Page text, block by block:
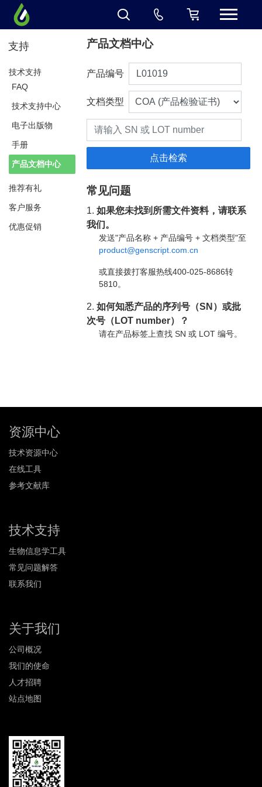
支持
技术支持
FAQ
技术支持中心
电子出版物
手册
产品文档中心
推荐有礼
客户服务
优惠促销
产品文档中心
产品编号
文档类型
常见问题
1.如果您未找到所需文件资料，请联系
我们。
发送"产品名称 + 产品编号 + 文档类型"至
product@genscript.com.cn
或直接拨打客服热线400-025-8686转
5810。
2.如何知悉产品的序列号（SN）或批
次号（LOT number）？
请在产品标签上查找 SN 或 LOT 编号。
资源中心
技术资源中心
在线工具
参考文献库
技术支持
生物信息学工具
常见问题解答
联系我们
关于我们
公司概况
我们的使命
人才招聘
站点地图